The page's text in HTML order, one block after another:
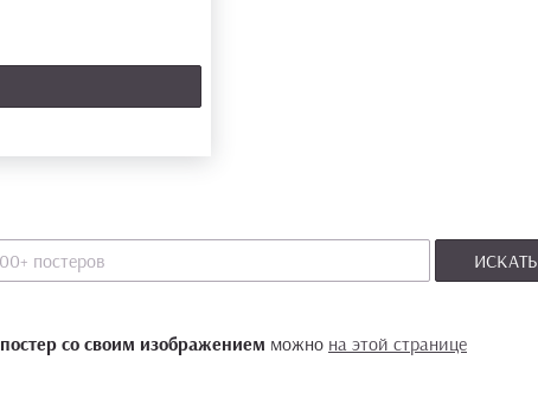
ИСКАТЬ
постер со своим изображением можно на этой странице